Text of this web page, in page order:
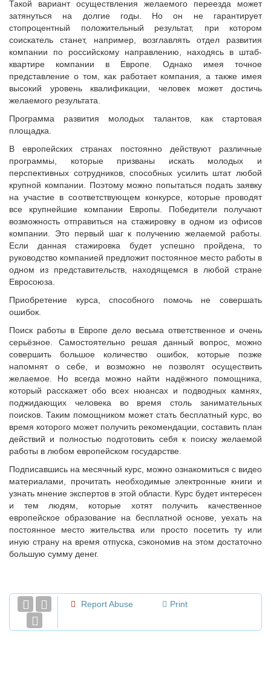
Такой вариант осуществления желаемого переезда может
затянуться на долгие годы. Но он не гарантирует
стопроцентный положительный результат, при котором
соискатель станет, например, возглавлять отдел развития
компании по российскому направлению, находясь в штаб-
квартире компании в Европе. Однако имея точное
представление о том, как работает компания, а также имея
высокий уровень квалификации, человек может достичь
желаемого результата.
Программа развития молодых талантов, как стартовая
площадка.
В европейских странах постоянно действуют различные
программы, которые призваны искать молодых и
перспективных сотрудников, способных усилить штат любой
крупной компании. Поэтому можно попытаться подать заявку
на участие в соответствующем конкурсе, которые проводят
все крупнейшие компании Европы. Победители получают
возможность отправиться на стажировку в одном из офисов
компании. Это первый шаг к получению желаемой работы.
Если данная стажировка будет успешно пройдена, то
руководство компанией предложит постоянное место работы в
одном из представительств, находящемся в любой стране
Евросоюза.
Приобретение курса, способного помочь не совершать
ошибок.
Поиск работы в Европе дело весьма ответственное и очень
серьёзное. Самостоятельно решая данный вопрос, можно
совершить большое количество ошибок, которые позже
напомнят о себе, и возможно не позволят осуществить
желаемое. Но всегда можно найти надёжного помощника,
который расскажет обо всех нюансах и подводных камнях,
поджидающих человека во время столь занимательных
поисков. Таким помощником может стать бесплатный курс, во
время которого может получить рекомендации, составить план
действий и полностью подготовить себя к поиску желаемой
работы в любом европейском государстве.
Подписавшись на месячный курс, можно ознакомиться с видео
материалами, прочитать необходимые электронные книги и
узнать мнение экспертов в этой области. Курс будет интересен
и тем людям, которые хотят получить качественное
европейское образование на бесплатной основе, уехать на
постоянное место жительства или просто посетить ту или
иную страну на время отпуска, сэкономив на этом достаточно
большую сумму денег.
Report Abuse Print